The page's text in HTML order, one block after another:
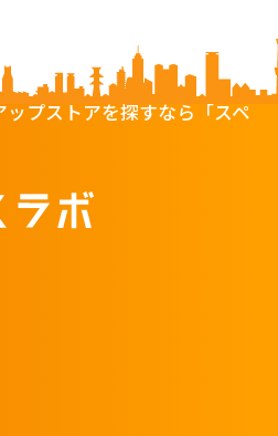
プストアを探すなら「スペ